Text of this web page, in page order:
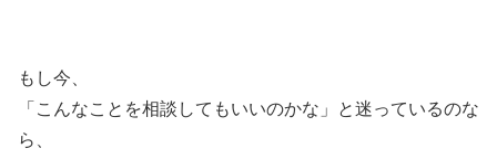
e
b
もし今、
「こんなことを相談してもいいのかな」と迷っているのな
ら、